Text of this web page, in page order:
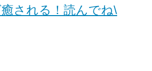
される！読んでね\